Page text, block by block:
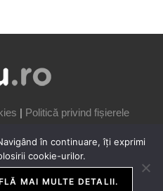
| Politică privind fișierele
în continuare, îți exprimi
cookie-urilor.
MAI MULTE DETALII.